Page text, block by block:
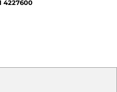
4227600